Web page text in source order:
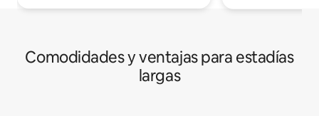
Comodidades y ventajas para estadías
largas